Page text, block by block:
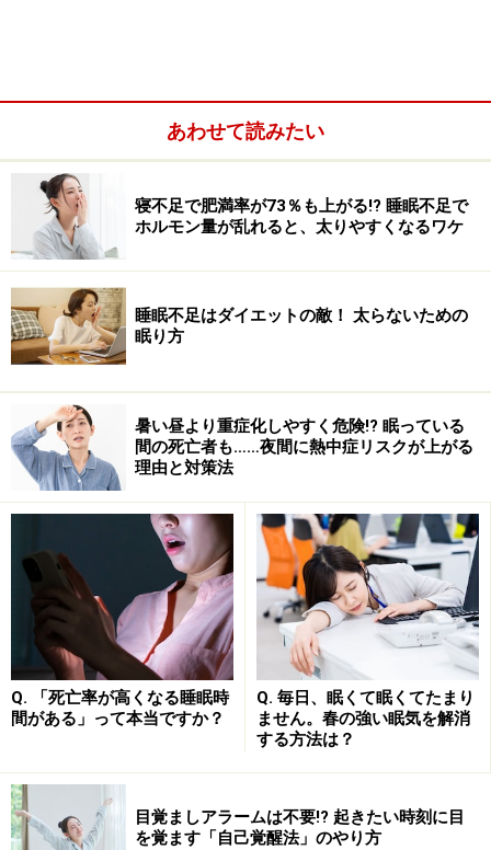
ビスを提供しています。年間20万枚以上、累計500万枚
も行っている「ザブザブふとんクリーニング」は、次の
ような流れで行われます。
インターネットで申し込むと、宅配梱包キットと「おふ
とん診断書」が送られてきます。「おふとん診断書」に
布団の状態などを記入し、宅配業者に布団を引き渡しま
す。クリーニング工場では、届いた布団の汚れや傷みを
チェックして、その布団にふさわしいクリーニング方法
を決めます。
落ちにくい汚れやシミのある場合は、洗浄の前に数種類
のシミ抜き剤を使い分け、超音波シミ抜き器やスチーム
器なども併用してきれいにします。布団の中綿までしっ
かり洗剤をしみこませた後、巨大な洗浄機で洗います。
布団一枚あたり200～300リットルもの水を使うので、中
までしっかり洗ってすすげます。
布団の種類や中綿によって、最適の乾燥方法は違いま
す。羽毛布団は回転させながら、羊毛パッドは静かに広
げたまま乾燥させるのがよいです。自宅やコインランド
リーでのように高い温度で乾燥すると、形が崩れてしま
います。クリーニング工場ではゆっくり乾燥させるの
あわせて読みたい
寝不足で肥満率が73％も上がる!? 睡眠不足で
ホルモン量が乱れると、太りやすくなるワケ
睡眠不足はダイエットの敵！ 太らないための
眠り方
暑い昼より重症化しやすく危険!? 眠っている
間の死亡者も……夜間に熱中症リスクが上がる
理由と対策法
Q. 「死亡率が高くなる睡眠時
間がある」って本当ですか？
Q. 毎日、眠くて眠くてたまり
ません。春の強い眠気を解消
する方法は？
目覚ましアラームは不要!? 起きたい時刻に目
を覚ます「自己覚醒法」のやり方